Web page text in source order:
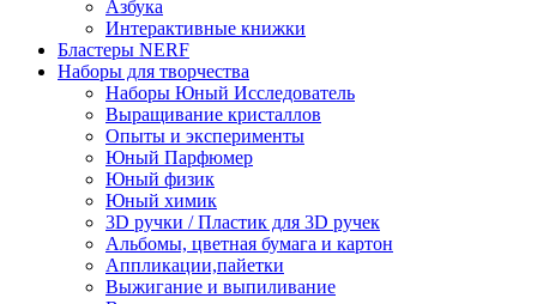
Азбука
Интерактивные книжки
Бластеры NERF
Наборы для творчества
Наборы Юный Исследователь
Выращивание кристаллов
Опыты и эксперименты
Юный Парфюмер
Юный физик
Юный химик
3D ручки / Пластик для 3D ручек
Альбомы, цветная бумага и картон
Аппликации,пайетки
Выжигание и выпиливание